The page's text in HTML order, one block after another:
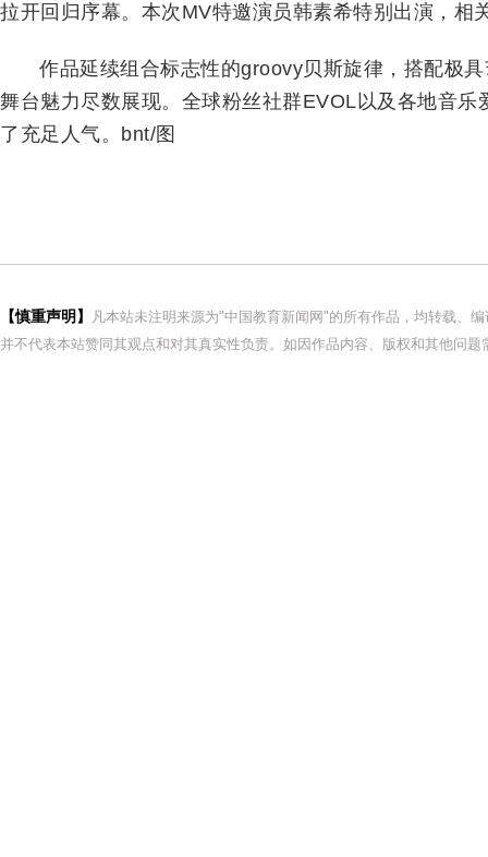
拉开回归序幕。本次MV特邀演员韩素希特别出演，相
作品延续组合标志性的groovy贝斯旋律，搭配极
舞台魅力尽数展现。全球粉丝社群EVOL以及各地音
了充足人气。bnt/图
【慎重声明】
凡本站未注明来源为"中国教育新闻网"的所有作品，均转载、
并不代表本站赞同其观点和对其真实性负责。如因作品内容、版权和其他问